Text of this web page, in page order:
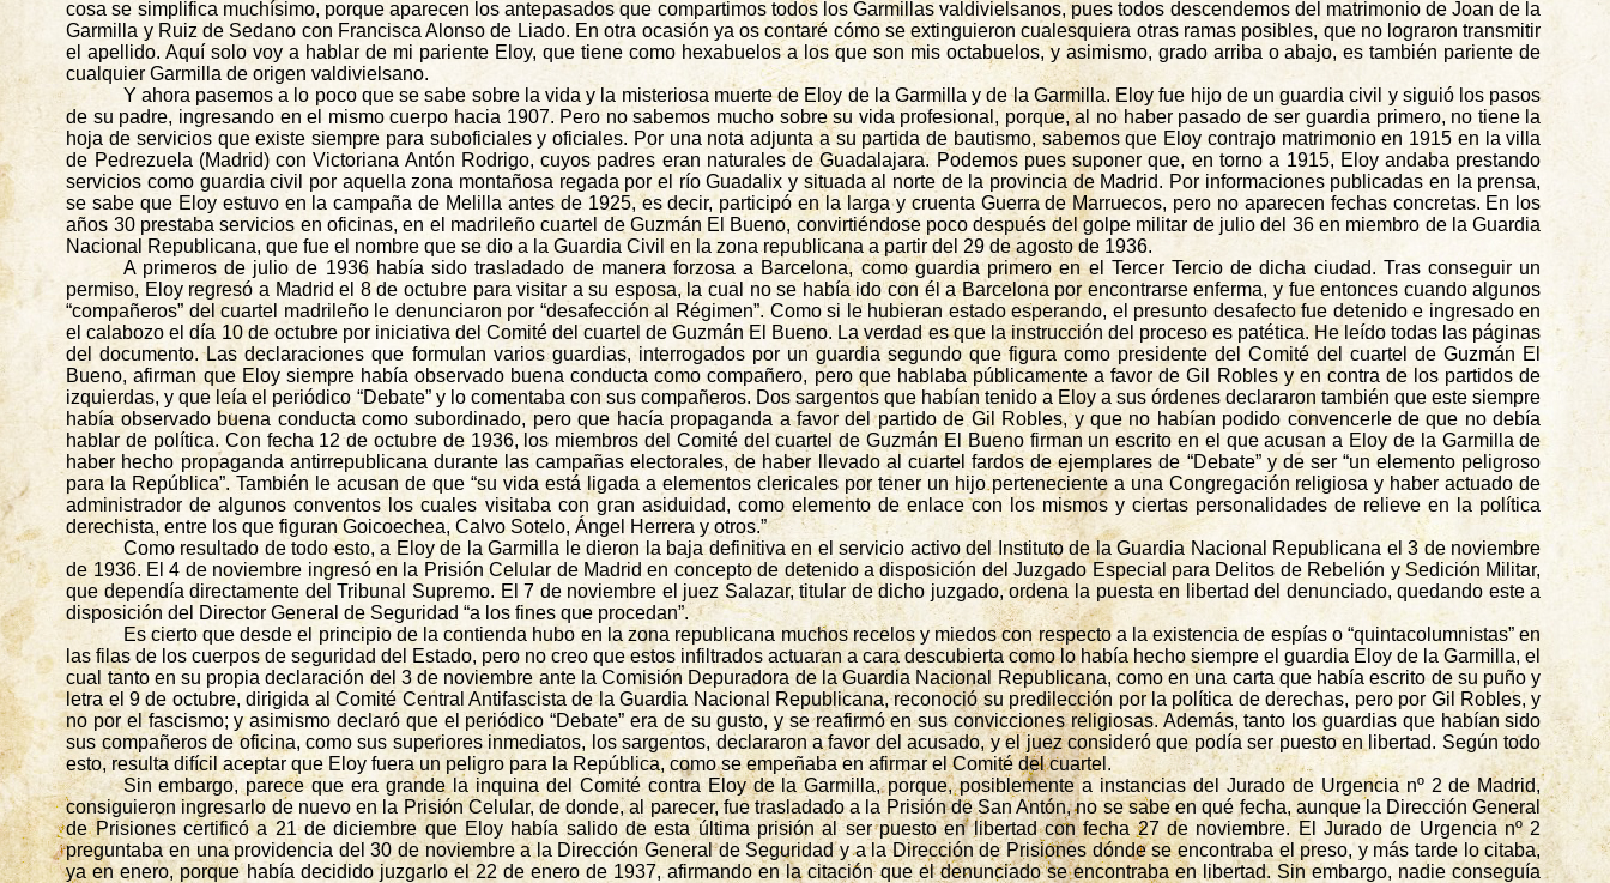
cosa se simplifica muchísimo, porque aparecen los antepasados que compartimos todos los Garmillasvaldivielsanos, pues todos descendemos del matrimonio de Joan de la
Garmilla y Ruiz de Sedano con Francisca Alonso de Liado. En otra ocasión ya os contaré cómo se extinguieron cualesquiera otras ramas posibles, que no lograron transmitir
el apellido. Aquí solo voy a hablar de mi pariente Eloy, que tiene como hexabuelosa los que son mis octabuelos, y asimismo, grado arriba o abajo, es también pariente de
cualquier Garmilla de origenvaldivielsano.
Y ahora pasemos a lo poco que se sabe sobre la vida y la misteriosa muerte de Eloy de la Garmilla y de la Garmilla. Eloy fue hijo de un guardia civil y siguió los pasos
de su padre, ingresando en el mismo cuerpo hacia 1907. Pero no sabemos mucho sobre su vida profesional, porque, al no haber pasado de ser guardia primero, no tiene la
hoja de servicios que existe siempre para suboficiales y oficiales. Por una nota adjunta a su partida de bautismo, sabemos que Eloy contrajo matrimonio en 1915 en la villa
de Pedrezuela (Madrid) con Victoriana Antón Rodrigo, cuyos padres eran naturales de Guadalajara. Podemos pues suponer que, en torno a 1915, Eloy andaba prestando
servicios como guardia civil por aquella zona montañosa regada por el ríoGuadalix y situada al norte de la provincia de Madrid. Por informaciones publicadas en la prensa,
se sabe que Eloy estuvo en la campaña de Melilla antes de 1925, es decir, participó en la larga y cruenta Guerra de Marruecos, pero no aparecen fechas concretas. En los
años 30 prestaba servicios en oficinas, en el madrileño cuartel de Guzmán El Bueno, convirtiéndose poco después del golpe militar de julio del 36 en miembro de la Guardia
Nacional Republicana, que fue el nombre que se dio a la Guardia Civil en la zona republicana a partir del 29 de agosto de 1936.
A primeros de julio de 1936 había sido trasladado de manera forzosa a Barcelona, como guardia primero en el Tercer Tercio de dicha ciudad. Tras conseguir un
permiso, Eloy regresó a Madrid el 8 de octubre para visitar a su esposa, la cual no se había ido con él a Barcelona por encontrarse enferma, y fue entonces cuando algunos
“compañeros” del cuartel madrileño le denunciaron por “desafección al Régimen”. Como si le hubieran estado esperando, el presunto desafecto fue detenido e ingresado en
el calabozo el día 10 de octubre por iniciativa del Comité del cuartel de Guzmán El Bueno. La verdad es que la instrucción del proceso es patética. He leído todas las páginas
del documento. Las declaraciones que formulan varios guardias, interrogados por un guardia segundo que figura como presidente del Comité del cuartel de Guzmán El
Bueno, afirman que Eloy siempre había observado buena conducta como compañero, pero que hablaba públicamente a favor de Gil Robles y en contra de los partidos de
izquierdas, y que leía el periódico “Debate” y lo comentaba con sus compañeros. Dos sargentos que habían tenido a Eloy a sus órdenes declararon también que este siempre
había observado buena conducta como subordinado, pero que hacía propaganda a favor del partido de Gil Robles, y que no habían podido convencerle de que no debía
hablar de política. Con fecha 12 de octubre de 1936, los miembros del Comité del cuartel de Guzmán El Bueno firman un escrito en el que acusan a Eloy de la Garmilla de
haber hecho propaganda antirrepublicana durante las campañas electorales, de haber llevado al cuartel fardos de ejemplares de “Debate” y de ser “un elemento peligroso
para la República”. También le acusan de que “su vida está ligada a elementos clericales por tener un hijo perteneciente a una Congregación religiosa y haber actuado de
administrador de algunos conventos los cuales visitaba con gran asiduidad, como elemento de enlace con los mismos y ciertas personalidades de relieve en la política
derechista, entre los que figuran Goicoechea, Calvo Sotelo, Ángel Herrera y otros.”
Como resultado de todo esto, a Eloy de la Garmilla le dieron la baja definitiva en el servicio activo del Instituto de la Guardia Nacional Republicana el 3 de noviembre
de 1936. El 4 de noviembre ingresó en la Prisión Celular de Madrid en concepto de detenido a disposición del Juzgado Especial para Delitos de Rebelión y Sedición Militar,
que dependía directamente del Tribunal Supremo. El 7 de noviembre el juez Salazar, titular de dicho juzgado, ordena la puesta en libertad del denunciado, quedando este a
disposición del Director General de Seguridad “a los fines que procedan”.
Es cierto que desde el principio de la contienda hubo en la zona republicana muchos recelos y miedos con respecto a la existencia de espías o “quintacolumnistas” en
las filas de los cuerpos de seguridad del Estado, pero no creo que estos infiltrados actuaran a cara descubierta como lo había hecho siempre el guardia Eloy de la Garmilla, el
cual tanto en su propia declaración del 3 de noviembre ante la Comisión Depuradora de la Guardia Nacional Republicana, como en una carta que había escrito de su puño y
letra el 9 de octubre, dirigida al Comité Central Antifascista de la Guardia Nacional Republicana, reconoció su predilección por la política de derechas, pero por Gil Robles, y
no por el fascismo; y asimismo declaró que el periódico “Debate” era de su gusto, y se reafirmó en sus convicciones religiosas. Además, tanto los guardias que habían sido
sus compañeros de oficina, como sus superiores inmediatos, los sargentos, declararon a favor del acusado, y el juez consideró que podía ser puesto en libertad. Según todo
esto, resulta difícil aceptar que Eloy fuera un peligro para la República, como se empeñaba en afirmar el Comité del cuartel.
Sin embargo, parece que era grande la inquina del Comité contra Eloy de la Garmilla, porque, posiblemente a instancias del Jurado de Urgencia nº 2 de Madrid,
consiguieron ingresarlo de nuevo en la Prisión Celular, de donde, al parecer, fue trasladado a la Prisión de San Antón, no se sabe en qué fecha, aunque la Dirección General
de Prisiones certificó a 21 de diciembre que Eloy había salido de esta última prisión al ser puesto en libertad con fecha 27 de noviembre. El Jurado de Urgencia nº 2
preguntaba en una providencia del 30 de noviembre a la Dirección General de Seguridad y a la Dirección de Prisiones dónde se encontraba el preso, y más tarde lo citaba,
ya en enero, porque había decidido juzgarlo el 22 de enero de 1937, afirmando en la citación que el denunciado se encontraba en libertad. Sin embargo, nadie conseguía